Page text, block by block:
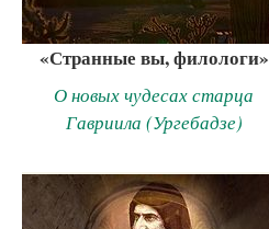
«Странные вы, филологи»
О новых чудесах старца
Гавриила (Ургебадзе)